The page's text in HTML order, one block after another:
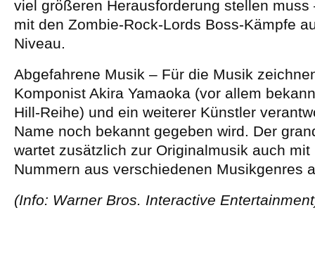
viel größeren Herausforderung stellen muss
mit den Zombie-Rock-Lords Boss-Kämpfe
Niveau.
Abgefahrene Musik – Für die Musik
Komponist Akira Yamaoka (vor allem
Hill-Reihe) und ein weiterer Künstler
Name noch bekannt gegeben wird. Der
wartet zusätzlich zur Originalmusik auch mit
Nummern aus verschiedenen Musikgenres
(Info: Warner Bros. Interactive